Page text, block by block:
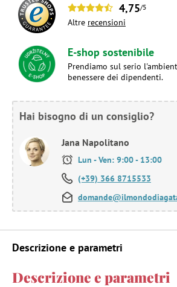
4,75/5
Altre recensioni
E-shop sostenibile
Prendiamo sul serio
benessere dei dipendenti.
Hai bisogno di un consiglio?
Jana Napolitano
Lun - Ven: 9:00 - 13:00
(+39) 366 8715533
Descrizione e parametri
Descrizione e parametri